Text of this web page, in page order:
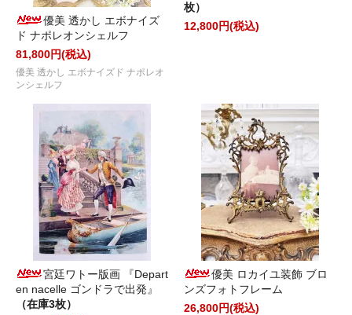
優美 透かし エボナイズ
ド ナポレオンシェルフ
81,800円(税込)
優美 透かし エボナイズド ナポレオ
ンシェルフ
枚）
12,800円(税込)
宮廷ワトー版画 『Depart
en nacelle ゴンドラで出発』
（在庫3枚）
優美 ロカイユ装飾 ブロ
ンズフォトフレーム
26,800円(税込)